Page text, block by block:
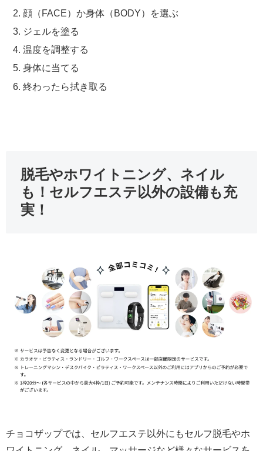
顔（FACE）か身体（BODY）を選ぶ
ジェルを塗る
温度を調整する
身体に当てる
終わったら拭き取る
脱毛やホワイトニング、ネイル
も！セルフエステ以外の設備も充
実！
チョコザップでは、セルフエステ以外にもセルフ脱毛やホ